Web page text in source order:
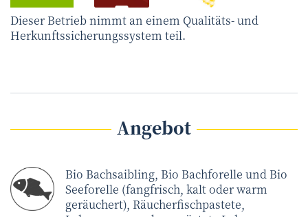
Dieser Betrieb nimmt an einem Qualitäts- und
Herkunftssicherungssystem teil.
Angebot
Bio Bachsaibling, Bio Bachforelle und Bio
Seeforelle (fangfrisch, kalt oder warm
geräuchert), Räucherfischpastete,